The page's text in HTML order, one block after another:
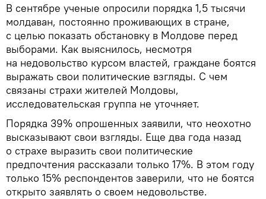
В сентябре ученые опросили порядка 1,5 тысячи
молдаван, постоянно проживающих в стране,
с целью показать обстановку в Молдове перед
выборами. Как выяснилось, несмотря
на недовольство курсом властей, граждане боятся
выражать свои политические взгляды. С чем
связаны страхи жителей Молдовы,
исследовательская группа не уточняет.
Порядка 39% опрошенных заявили, что неохотно
высказывают свои взгляды. Еще два года назад
о страхе выразить свои политические
предпочтения рассказали только 17%. В этом году
только 15% респондентов заверили, что не боятся
открыто заявлять о своем недовольстве.